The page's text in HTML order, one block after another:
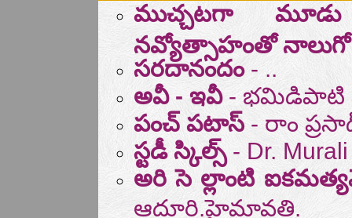
ముచ్చటగా మూడు
నవ్యోత్సాహంతో నాలుగో
సరదానందం- ..
అవీ - ఇవీ- భమిడిపాటి
పంచ్ పటాస్- రాం
స్టడీ స్కిల్స్- Dr.
అరి సె ల్లాంటి
ఆదూరి.హైమావతి.